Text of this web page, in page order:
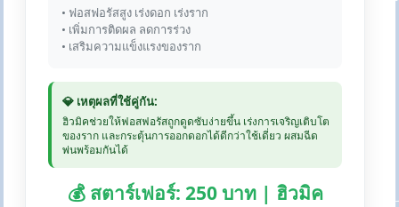
• ฟอสฟอรัสสูง เร่งดอก เร่งราก
• เพิ่มการติดผล ลดการร่วง
• เสริมความแข็งแรงของราก
💎 เหตุผลที่ใช้คู่กัน:
ฮิวมิคช่วยให้ฟอสฟอรัสถูกดูดซับง่ายขึ้น เร่งการเจริญเติบโต
ของราก และกระตุ้นการออกดอกได้ดีกว่าใช้เดี่ยว ผสมฉีด
พ่นพร้อมกันได้
💰 สตาร์เฟอร์: 250 บาท | ฮิวมิค